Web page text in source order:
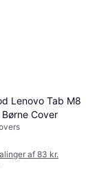
Lenovo Tab M8
Cover
af 83 kr.